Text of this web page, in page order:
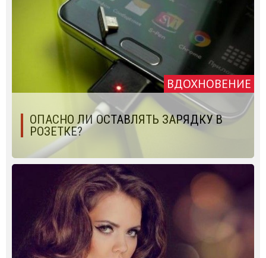
ВДОХНОВЕНИЕ
ОПАСНО ЛИ ОСТАВЛЯТЬ ЗАРЯДКУ В
РОЗЕТКЕ?